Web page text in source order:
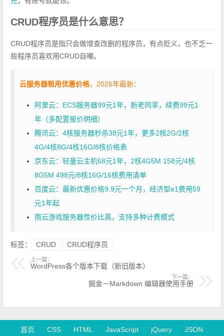
CRUD程序员是什么意思？
CRUD程序员是指只会做增查改删的程序员，有点贬义，也不乏一
些程序员喜欢用CRUD自嘲。
云服务器租用优惠价格，2026年最新：
阿里云：ECS服务器99元1年，新老同享，续费99元1
年（多配置报价明细）
腾讯云：4核服务器秒杀38元1年，更多2核2G/2核
4G/4核8G/4核16G/8核价格表
京东云：轻量云主机68元1年，2核4G5M 158元/4核
8G5M 498元/8核16G/16核费用清单
百度云：最新优惠价格9.9元一个月，经济型e1费用59
元1年起
雨云游戏服务器性价比高，支持多种计费模式
标签： CRUD CRUD程序员
上一篇：
WordPress各个版本下载（新旧版本）
下一篇：
掘金－Markdown 编辑器使用手册
首页 CSS HTML JavaScript jQuery JSON